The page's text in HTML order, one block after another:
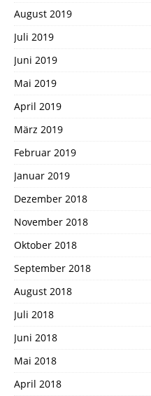
August 2019
Juli 2019
Juni 2019
Mai 2019
April 2019
März 2019
Februar 2019
Januar 2019
Dezember 2018
November 2018
Oktober 2018
September 2018
August 2018
Juli 2018
Juni 2018
Mai 2018
April 2018